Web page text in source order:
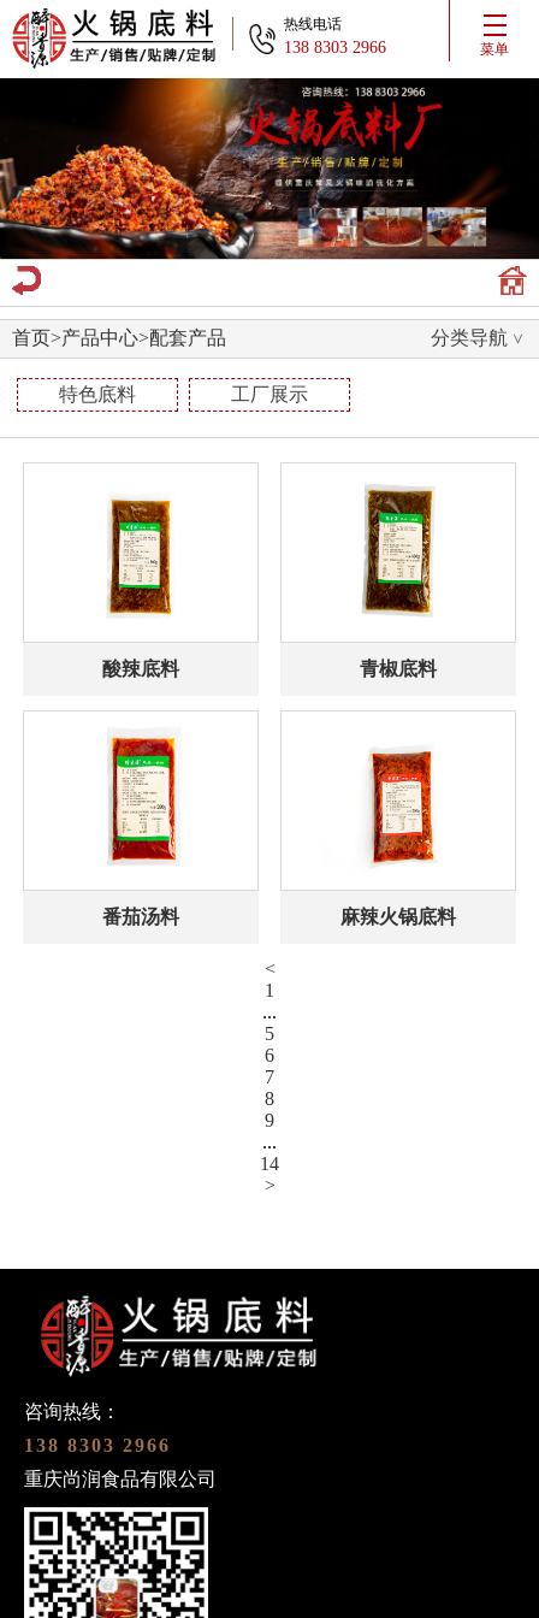
热线电话
138 8303 2966 菜单
首页>产品中心>配套产品 分类导航
特色底料 工厂展示
酸辣底料 青椒底料
番茄汤料 麻辣火锅底料
<
1
...
5
6
7
8
9
...
14
>
咨询热线：
138 8303 2966
重庆尚润食品有限公司